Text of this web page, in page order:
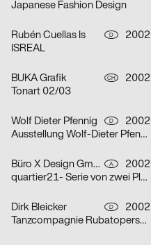
Japanese Fashion Design
Rubén Cuellas Is D
2002
ISREAL
BUKA Grafik CH
2002
Tonart 02/03
Wolf Dieter Pfennig D
2002
Ausstellung Wolf-Dieter Pfennig in der Galerie Sillack Dresden
Büro X Design GmbH A
2002
quartier21- Serie von zwei Plakaten
Dirk Bleicker D
2002
Tanzcompagnie Rubatoperson to person Premiere